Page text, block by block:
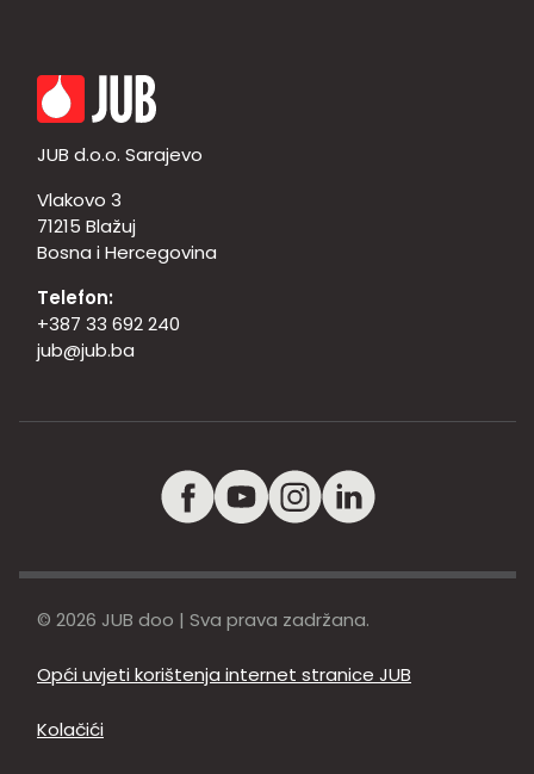
JUB d.o.o. Sarajevo
Vlakovo 3
71215 Blažuj
Bosna i Hercegovina
Telefon:
+387 33 692 240
jub@jub.ba
© 2026 JUB doo | Sva prava zadržana.
Opći uvjeti korištenja internet stranice JUB
Kolačići